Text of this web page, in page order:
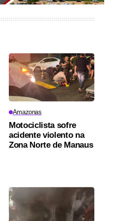
Amazonas
Motociclista sofre
acidente violento na
Zona Norte de Manaus